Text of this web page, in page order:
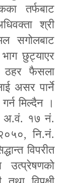
तर्फबाट
श्री
सगोलबाट
छुट्याएर
ठहर फैसला
असर पार्ने
मिल्दैन ।
अ.वं. १७ नं.
,नि.नं.
विपरीत
उत्प्रेषणको